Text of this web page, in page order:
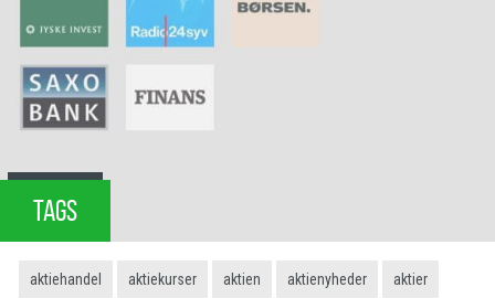
TAGS
aktiehandel aktiekurser aktien aktienyheder aktier